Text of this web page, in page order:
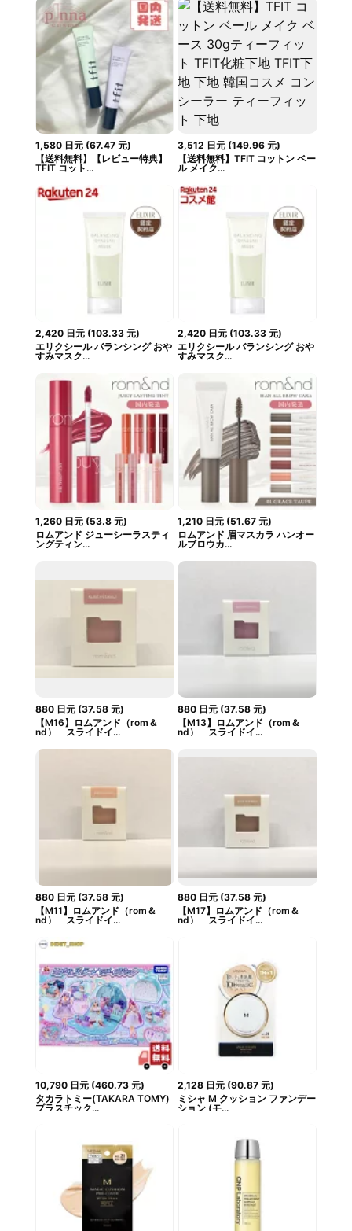
1,580 日元(67.47 元)
【送料無料】【レビュー特典】
TFIT コット...
3,512 日元 (149.96 元)
【送料無料】TFIT コットン ベー
ル メイク...
2,420 日元(103.33 元)
エリクシール バランシング おや
すみマスク...
2,420 日元 (103.33 元)
エリクシール バランシング おや
すみマスク...
1,260 日元(53.8 元)
ロムアンド ジューシーラスティ
ングティン...
1,210 日元 (51.67 元)
ロムアンド 眉マスカラ ハンオー
ルブロウカ...
880 日元(37.58 元)
【M16】ロムアンド（rom＆
nd） スライドイ...
880 日元 (37.58 元)
【M13】ロムアンド（rom＆
nd） スライドイ...
880 日元(37.58 元)
【M11】ロムアンド（rom＆
nd） スライドイ...
880 日元 (37.58 元)
【M17】ロムアンド（rom＆
nd） スライドイ...
10,790 日元(460.73 元)
タカラトミー(TAKARA TOMY)
プラスチック...
2,128 日元 (90.87 元)
ミシャ M クッション ファンデー
ション (モ...